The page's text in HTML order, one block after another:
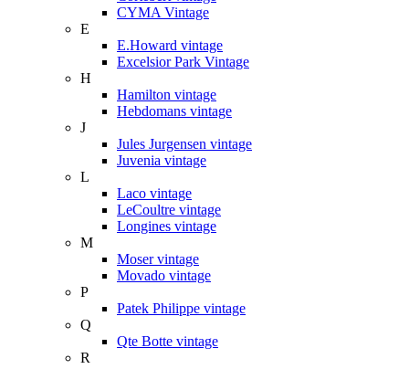
CYMA Vintage
E
E.Howard vintage
Excelsior Park Vintage
H
Hamilton vintage
Hebdomans vintage
J
Jules Jurgensen vintage
Juvenia vintage
L
Laco vintage
LeCoultre vintage
Longines vintage
M
Moser vintage
Movado vintage
P
Patek Philippe vintage
Q
Qte Botte vintage
R